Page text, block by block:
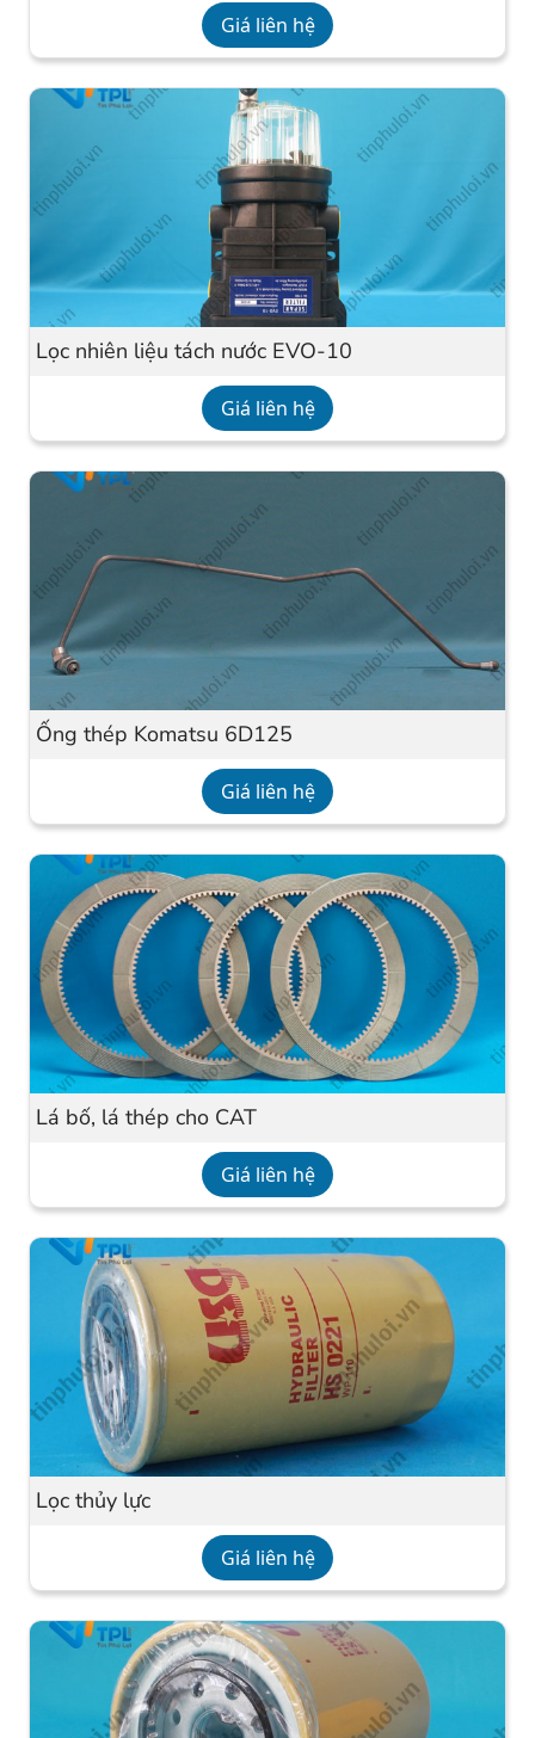
Giá liên hệ
Lọc nhiên liệu tách nước EVO-10
Giá liên hệ
Ống thép Komatsu 6D125
Giá liên hệ
Lá bố, lá thép cho CAT
Giá liên hệ
Lọc thủy lực
Giá liên hệ